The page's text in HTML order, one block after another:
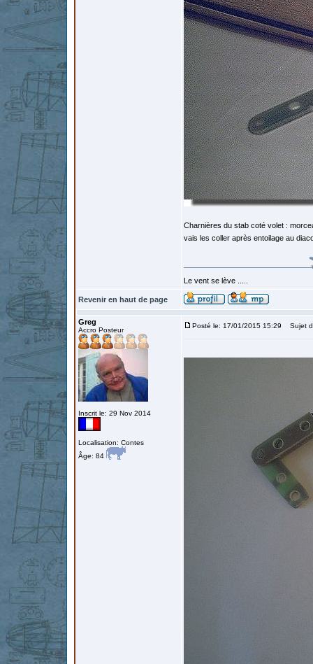
Charnières du stab coté volet :
vais les coller après entoilage au
Le vent se lève .....
Revenir en haut de page
Greg
Accro Posteur
Inscrit le: 29 Nov 2014
Localisation: Contes
Âge: 84
Posté le: 17/01/2015 15:29 Sujet